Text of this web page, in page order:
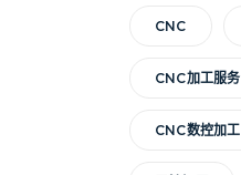
CNC
CNC加工服务
CNC数控加工